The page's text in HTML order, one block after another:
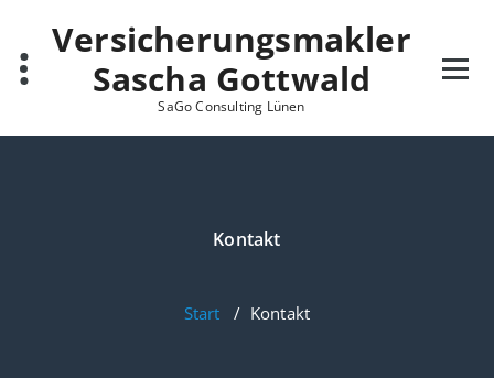
springenVersicherungsmakler
Sascha Gottwald
SaGo Consulting Lünen
Kontakt
Start / Kontakt